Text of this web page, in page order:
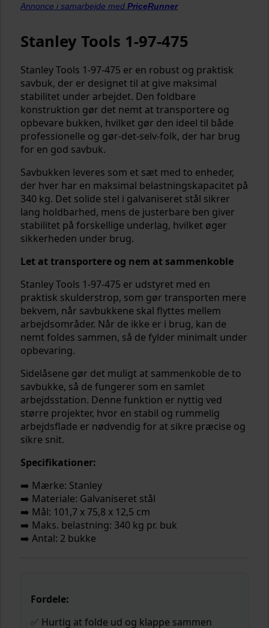
Annonce i samarbejde med PriceRunner
Stanley Tools 1-97-475
Stanley Tools 1-97-475 er en robust og praktisk
savbuk, der er designet til at give maksimal
stabilitet under arbejdet. Den foldbare
konstruktion gør det nemt at transportere og
opbevare bukken, hvilket gør den ideel til både
professionelle og gør-det-selv-folk, der har brug
for en god savbuk.
Savbukken leveres som et sæt med to enheder,
der hver har en maksimal belastningskapacitet på
340 kg. Det solide stel i galvaniseret stål sikrer
lang holdbarhed, mens de justerbare ben giver
stabilitet på forskellige underlag, hvilket øger
sikkerheden under brug.
Let at transportere og nem at sammenkoble
Stanley Tools 1-97-475 er udstyret med en
praktisk skulderstrop, som gør transporten mere
bekvem, når savbukkene skal flyttes mellem
arbejdsområder. Når de ikke er i brug, kan de
nemt foldes sammen, så de fylder minimalt under
opbevaring.
Sidelåsene gør det muligt at sammenkoble de to
savbukke, så de fungerer som en samlet
arbejdsstation. Denne funktion er nyttig ved
større projekter, hvor en stabil og rummelig
arbejdsflade er nødvendig for at sikre præcise og
sikre snit.
Specifikationer:
➡️ Mærke: Stanley
➡️ Materiale: Galvaniseret stål
➡️ Mål: 101,7 x 75,8 x 12,5 cm
➡️ Maks. belastning: 340 kg pr. buk
➡️ Antal: 2 bukke
Fordele:
✅ Hurtig at folde ud og klappe sammen